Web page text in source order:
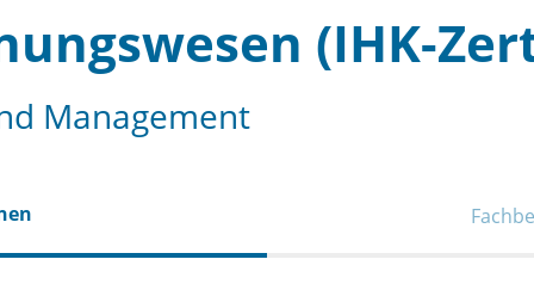
(IHK-
Management